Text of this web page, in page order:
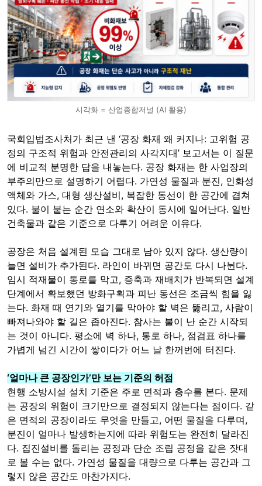
시각화 = 산업종합저널 (AI 활용)
국회입법조사처가 최근 낸 ‘공장 화재 왜 커지나: 고위험 공
정의 구조적 위험과 안전관리의 사각지대’ 보고서는 이 질문
에 비교적 분명한 답을 내놓는다. 공장 화재는 한 사업장의
부주의만으로 설명하기 어렵다. 가연성 물질과 분진, 인화성
액체와 가스, 대형 생산설비, 복잡한 동선이 한 공간에 겹쳐
있다. 불이 붙는 순간 연소와 확산이 동시에 일어난다. 일반
건축물과 같은 기준으로 다루기 어려운 이유다.
공장은 처음 설계된 모습 그대로 남아 있지 않다. 생산량이
늘면 설비가 추가된다. 라인이 바뀌면 공간도 다시 나뉜다.
임시 적재물이 통로를 막고, 증축과 재배치가 반복되면 설계
단계에서 확보했던 방화구획과 피난 동선은 조금씩 힘을 잃
는다. 화재 때 연기와 열기를 막아야 할 벽은 뚫리고, 사람이
빠져나와야 할 길은 좁아진다. 참사는 불이 난 순간 시작되
는 것이 아니다. 평소에 벽 하나, 통로 하나, 점검표 하나를
가볍게 넘긴 시간이 쌓이다가 어느 날 한꺼번에 터진다.
‘얼마나 큰 공장인가’만 보는 기준의 허점
현행 소방시설 설치 기준은 주로 면적과 층수를 본다. 문제
는 공장의 위험이 크기만으로 결정되지 않는다는 점이다. 같
은 면적의 공장이라도 무엇을 만들고, 어떤 물질을 다루며,
분진이 얼마나 발생하는지에 따라 위험도는 완전히 달라진
다. 집진설비를 돌리는 공정과 단순 조립 공정을 같은 잣대
로 볼 수는 없다. 가연성 물질을 대량으로 다루는 공간과 그
렇지 않은 공간도 마찬가지다.